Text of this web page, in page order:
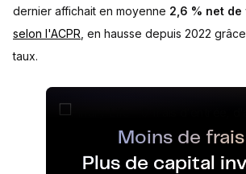
dernier affichait en moyenne 2,6 % net
selon l'ACPR , en hausse depuis 2022
taux.
Moins de frais
Plus de capital